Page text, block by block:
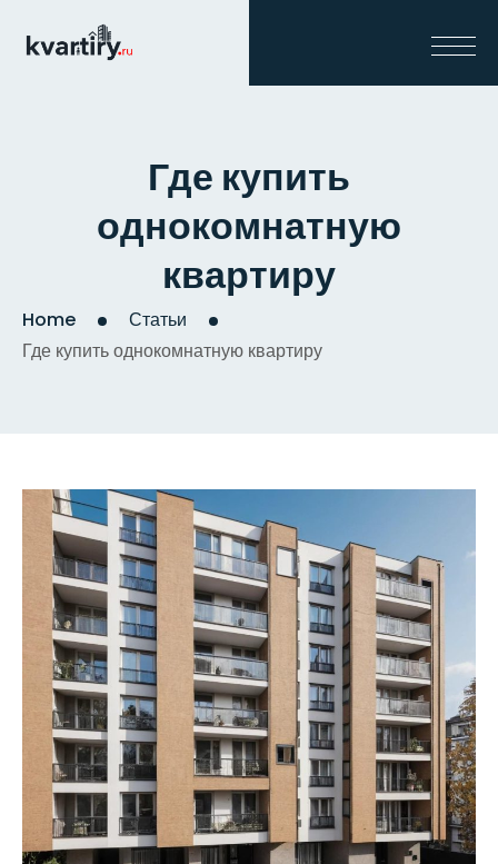
Где купить
однокомнатную
квартиру
Home
Статьи
Где купить однокомнатную квартиру